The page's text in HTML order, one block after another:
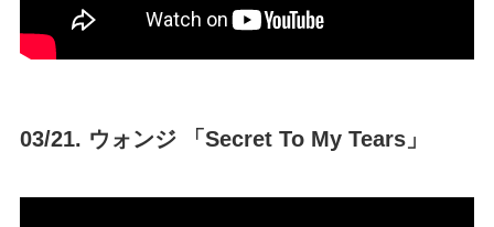
03/21. ウォンジ 「Secret To My Tears」